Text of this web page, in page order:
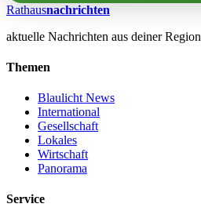
Rathausnachrichten
aktuelle Nachrichten aus deiner Region
Themen
Blaulicht News
International
Gesellschaft
Lokales
Wirtschaft
Panorama
Service